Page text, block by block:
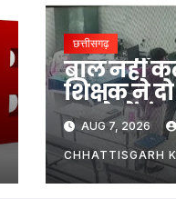
छत्तीसगढ़
बाल नहीं
शिक्षक ने दो
कमरे में बंद
पीटा…
AUG 7, 2026
CHHATTISGARH